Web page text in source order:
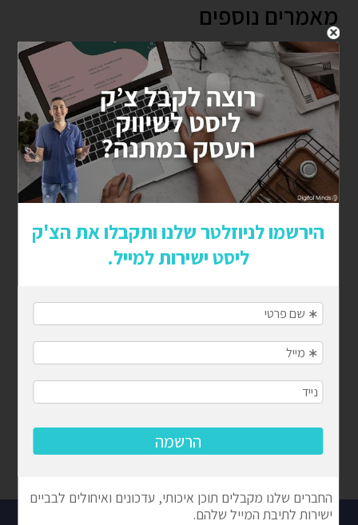
מאמרים נוספים
5 אסטרטגיות אוטומציה שישנו את השיווק הדיגיטלי של
העסק שלך ב-2025
יצירת סרטוני וידאו שמייצרים מעורבות: כך תגרמו לצופים
להישאר מרותקים
איך מיתוג נכון ולוגו מנצח יכולים להפוך את העסק שלך
למותג מוביל
להפסיק לרדוף אחרי הזמן ולהתחיל לנהל אותו: המדריך
לניהול לו"ז בעסק
קמפיין משפיענים מנצח: המדריך שיעשה לכם סדר
ציון איכות בגוגל אדס: המדריך המלא
תגיות פופולריות
בניית אתרים,
קידום עסקים,רשתות חברתיות,